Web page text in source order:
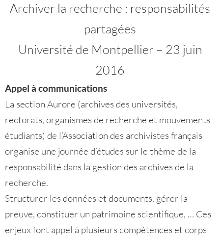
Archiver la recherche : responsabilités
partagées
Université de Montpellier – 23 juin
2016
Appel à communications
La section Aurore (archives des universités,
rectorats, organismes de recherche et mouvements
étudiants) de l’Association des archivistes français
organise une journée d’études sur le thème de la
responsabilité dans la gestion des archives de la
recherche.
Structurer les données et documents, gérer la
preuve, constituer un patrimoine scientifique, … Ces
enjeux font appel à plusieurs compétences et corps